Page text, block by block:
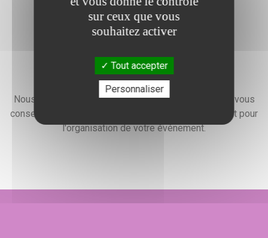
Devis gratuit
Nous faisons preuve d'une grande disponibilité pour vous
conseiller, vous renseigner et élaborer un devis gratuit pour
l'organisation de votre événement.
sur ceux que vous
souhaitez activer
Tout accepter
Personnaliser